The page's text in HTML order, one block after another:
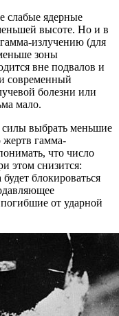
слабые ядерные
высоте. Но и в
излучению (для
зоны
вне подвалов и
современный
болезни или
мало.
выбрать меньшие
гамма-
что число
этом снизится:
блокироваться
от ударной